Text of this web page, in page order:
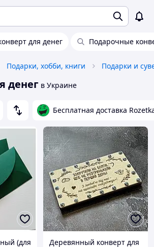
для денег Подарочные
Подарки, хобби, книги Подарки и
денег в Украине
Бесплатная доставка
(для
Деревянный конверт для